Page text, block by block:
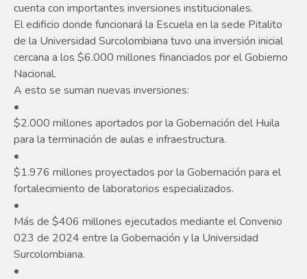
cuenta con importantes inversiones institucionales.
El edificio donde funcionará la Escuela en la sede Pitalito
de la Universidad Surcolombiana tuvo una inversión inicial
cercana a los $6.000 millones financiados por el Gobierno
Nacional.
A esto se suman nuevas inversiones:
•
$2.000 millones aportados por la Gobernación del Huila
para la terminación de aulas e infraestructura.
•
$1.976 millones proyectados por la Gobernación para el
fortalecimiento de laboratorios especializados.
•
Más de $406 millones ejecutados mediante el Convenio
023 de 2024 entre la Gobernación y la Universidad
Surcolombiana.
•